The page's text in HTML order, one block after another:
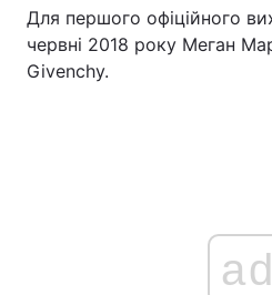
Для першого офіційного
червні 2018 року Меган
Givenchy.
ad